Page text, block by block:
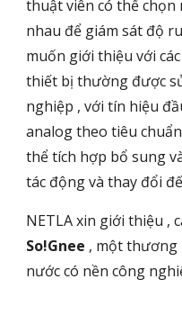
thuật viên có thể
nhau để giám sát độ
muốn giới thiệu với
thiết bị thường được
nghiệp , với tín hiệu
analog theo tiêu
thể tích hợp bổ sung
tác động và thay đổi
NETLA xin giới thiệu ,
So!Gnee , một
nước có nền công